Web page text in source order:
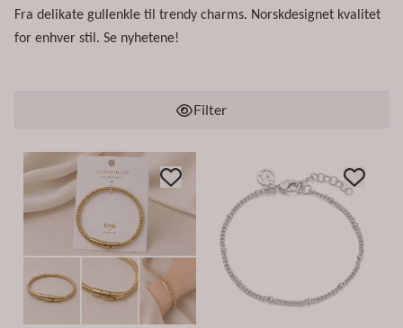
Fra delikate gullenkle til trendy charms. Norskdesignet kvalitet
for enhver stil. Se nyhetene!
Filter